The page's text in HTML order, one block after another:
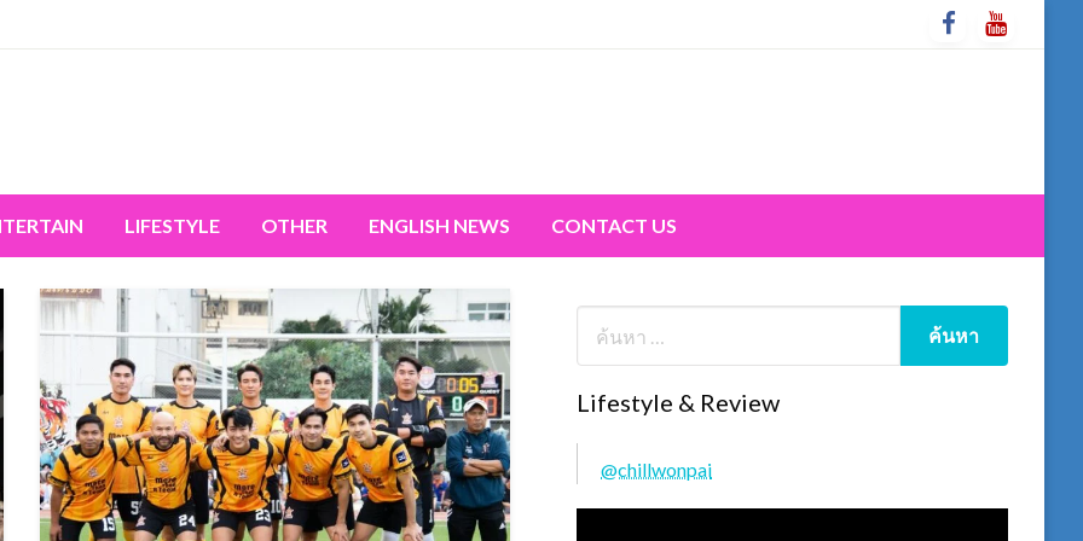
LIFESTYLE OTHER ENGLISH NEWS CONTACT US
Lifestyle & Review
@chillwonpai